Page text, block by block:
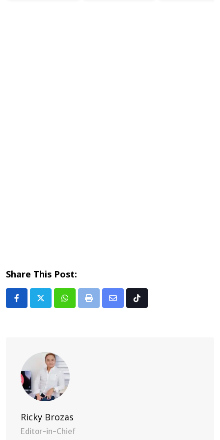
Share This Post:
Whatsapp
Print
Share Tiktok
Ricky Brozas
Editor-in-Chief